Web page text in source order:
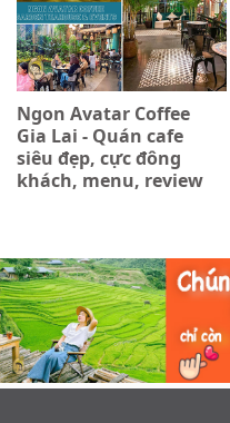
Ngon Avatar Coffee
Gia Lai - Quán cafe
siêu đẹp, cực đông
khách, menu, review